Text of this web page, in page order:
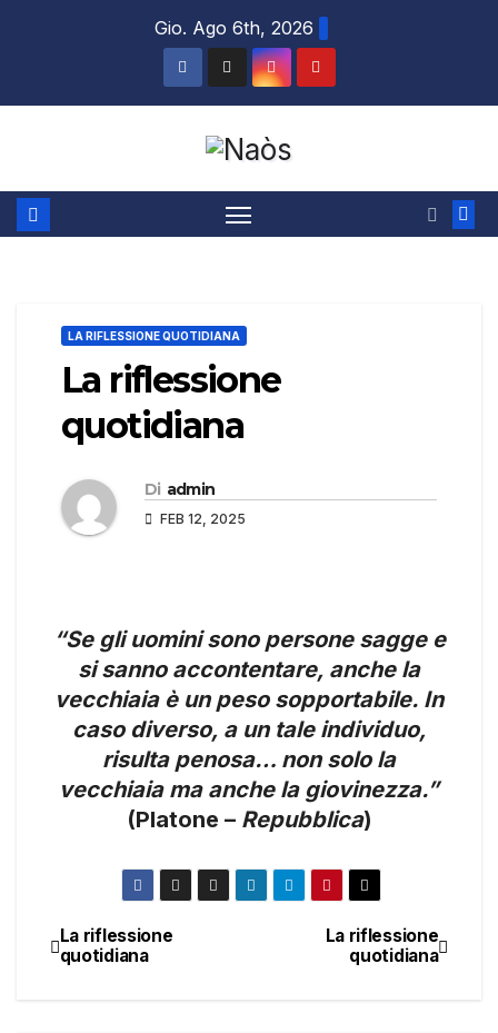
Gio. Ago 6th, 2026
LA RIFLESSIONE QUOTIDIANA
La riflessione
quotidiana
Di admin
FEB 12, 2025
“Se gli uomini sono persone sagge e
si sanno accontentare, anche la
vecchiaia è un peso sopportabile. In
caso diverso, a un tale individuo,
risulta penosa… non solo la
vecchiaia ma anche la giovinezza.”
(Platone – Repubblica)
Navigazione
La riflessione
quotidiana
La riflessione
quotidiana